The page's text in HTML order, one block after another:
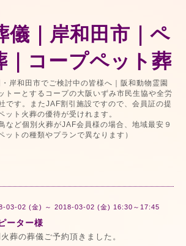
儀｜岸和田市｜ペ
｜コープペット葬
岸和田市でご検討中の皆様へ｜阪和動物霊園
トーとするコープの大阪いずみ市民生協や全労
です。またJAF割引施設ですので、会員証の提
ット火葬の優待が受けれます。
など個別火葬がJAF会員様の場合、地域最安９
ットの種類やプランで異なります）
03-02 (金) ～ 2018-03-02 (金) 16:30～17:45
ーター様
葬の葬儀ご予約頂きました。